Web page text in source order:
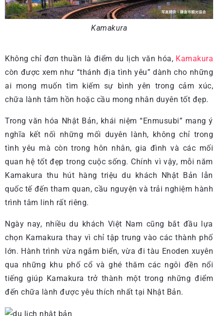
Kamakura
Không chỉ đơn thuần là điểm du lịch văn hóa, Kamakura
còn được xem như “thánh địa tình yêu” dành cho những
ai mong muốn tìm kiếm sự bình yên trong cảm xúc,
chữa lành tâm hồn hoặc cầu mong nhân duyên tốt đẹp.
Trong văn hóa Nhật Bản, khái niệm “Enmusubi” mang ý
nghĩa kết nối những mối duyên lành, không chỉ trong
tình yêu mà còn trong hôn nhân, gia đình và các mối
quan hệ tốt đẹp trong cuộc sống. Chính vì vậy, mỗi năm
Kamakura thu hút hàng triệu du khách Nhật Bản lẫn
quốc tế đến tham quan, cầu nguyện và trải nghiệm hành
trình tâm linh rất riêng.
Ngày nay, nhiều du khách Việt Nam cũng bắt đầu lựa
chọn Kamakura thay vì chỉ tập trung vào các thành phố
lớn. Hành trình vừa ngắm biển, vừa đi tàu Enoden xuyên
qua những khu phố cổ và ghé thăm các ngôi đền nổi
tiếng giúp Kamakura trở thành một trong những điểm
đến chữa lành được yêu thích nhất tại Nhật Bản.